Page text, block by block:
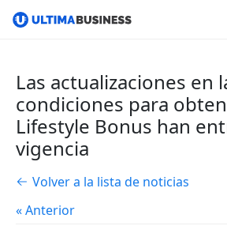
Las actualizaciones en
condiciones para
Lifestyle Bonus han
vigencia
Volver a la lista de noticias
« Anterior